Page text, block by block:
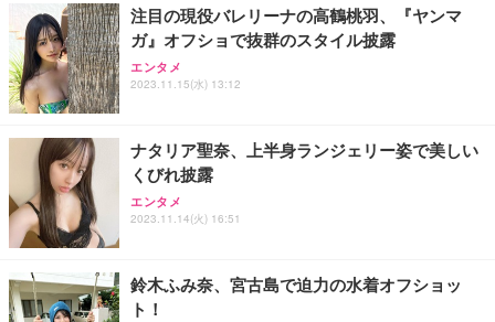
注目の現役バレリーナの高鶴桃羽、『ヤンマ
ガ』オフショで抜群のスタイル披露
エンタメ
2023.11.15(水) 13:12
ナタリア聖奈、上半身ランジェリー姿で美しい
くびれ披露
エンタメ
2023.11.14(火) 16:51
鈴木ふみ奈、宮古島で迫力の水着オフショッ
ト！